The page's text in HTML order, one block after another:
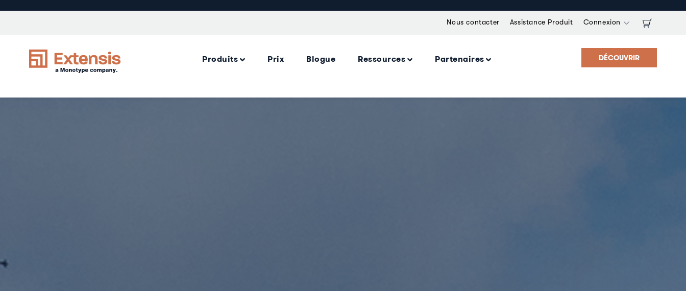
Nous contacter Assistance Produit Connexion
Produits Prix Blogue Ressources Partenaires DÉCOUVRIR